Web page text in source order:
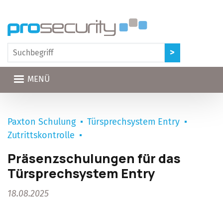
MENÜ
Paxton Schulung
Türsprechsystem Entry
Zutrittskontrolle
Präsenzschulungen für das
Türsprechsystem Entry
18.08.2025